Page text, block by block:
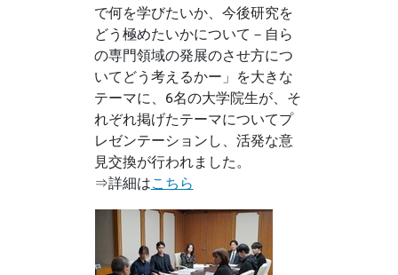
で何を学びたいか、今後研究を
どう極めたいかについて－自ら
の専門領域の発展のさせ方につ
いてどう考えるかー」を大きな
テーマに、6名の大学院生が、そ
れぞれ掲げたテーマについてプ
レゼンテーションし、活発な意
見交換が行われました。
⇒詳細はこちら